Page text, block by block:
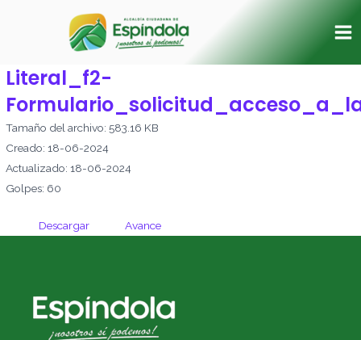
Literal_f2-
Tamaño del archivo: 583.16 KB
Creado: 18-06-2024
Actualizado: 18-06-2024
Golpes: 60
Descargar Avance